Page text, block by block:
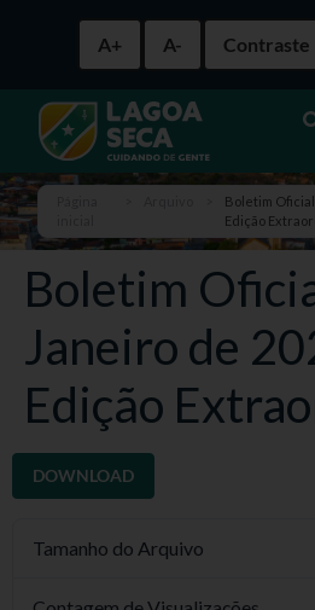
A+ A- Contraste
Boletim Oficial
Edição
Boletim
Janeiro de
Edição
DOWNLOAD
Tamanho do Arquivo